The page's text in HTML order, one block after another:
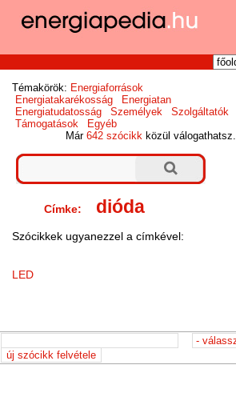
Témakörök: Energiaforrások
Energiatakarékosság
Energiatan
Energiatudatosság
Személyek
Szolgáltatók
Támogatások
Egyéb
Már642 szócikk közül válogathatsz.
Címke: dióda
Szócikkek ugyanezzel a címkével:
LED